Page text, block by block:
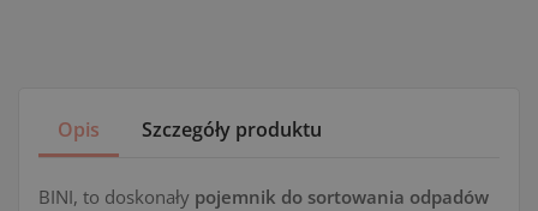
Opis Szczegóły produktu
BINI, to doskonały pojemnik do sortowania odpadów